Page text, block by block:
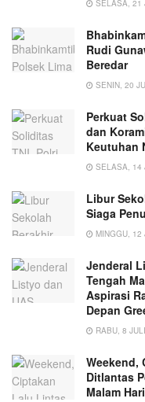
SELASA, 21
Rudi
Beredar
SENIN, 20
Perkuat
dan
Keutuhan
SELASA, 14
Libur
Siaga
MINGGU, 12
Jenderal
Tengah
Aspirasi
Depan
RABU, 8
Weekend,
Ditlantas
Malam Hari